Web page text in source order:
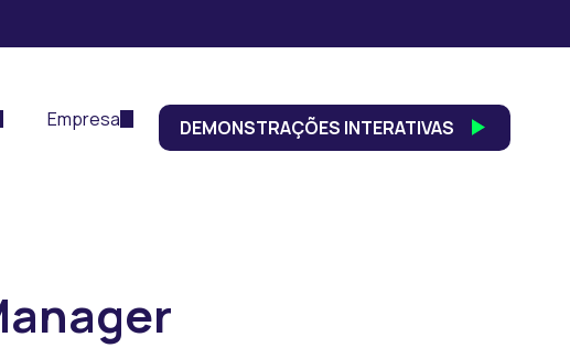
Empresa DEMONSTRAÇÕES INTERATIVAS